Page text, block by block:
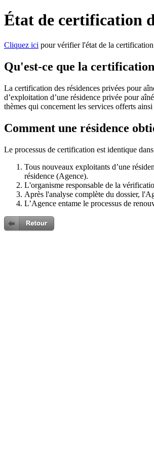
État de certification
Cliquez ici pour vérifier l'état de la
Qu'est-ce que la
La certification des résidences privées pour
d’exploitation d’une résidence privée pour
thèmes qui concernent les services offerts
Comment une résidence
Le processus de certification est identique
Tous nouveaux exploitants d’une
résidence (Agence).
L'organisme responsable de la
Après l'analyse complète du dossier,
L’Agence entame le processus de